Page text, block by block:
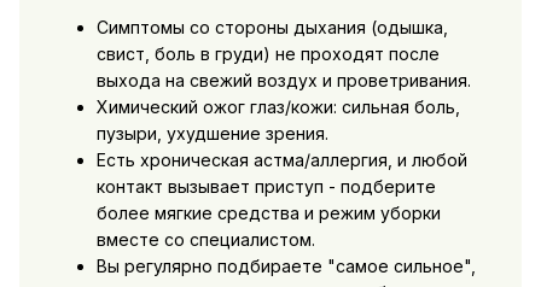
Симптомы со стороны дыхания (одышка,
свист, боль в груди) не проходят после
выхода на свежий воздух и проветривания.
Химический ожог глаз/кожи: сильная боль,
пузыри, ухудшение зрения.
Есть хроническая астма/аллергия, и любой
контакт вызывает приступ - подберите
более мягкие средства и режим уборки
вместе со специалистом.
Вы регулярно подбираете "самое сильное",